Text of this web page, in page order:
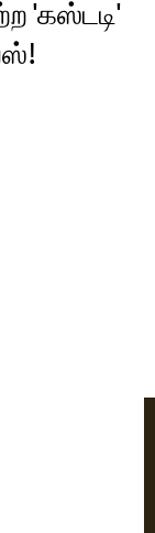
'கஸ்டடி'